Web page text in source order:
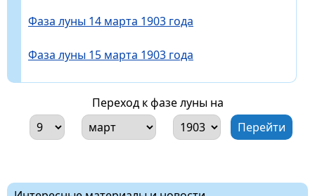
Фаза луны 14 марта 1903 года
Фаза луны 15 марта 1903 года
Переход к фазе луны на